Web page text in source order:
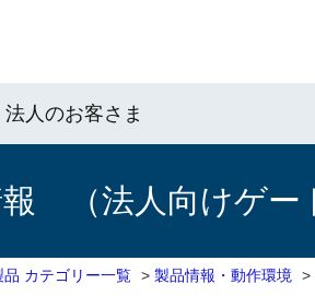
法人のお客さま
（法人向けゲー
カテゴリー一覧 > 製品情報・動作環境 >